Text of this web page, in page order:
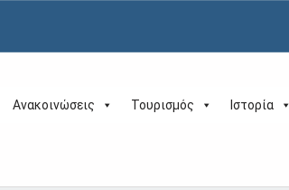
Ανακοινώσεις Τουρισμός Ιστορία